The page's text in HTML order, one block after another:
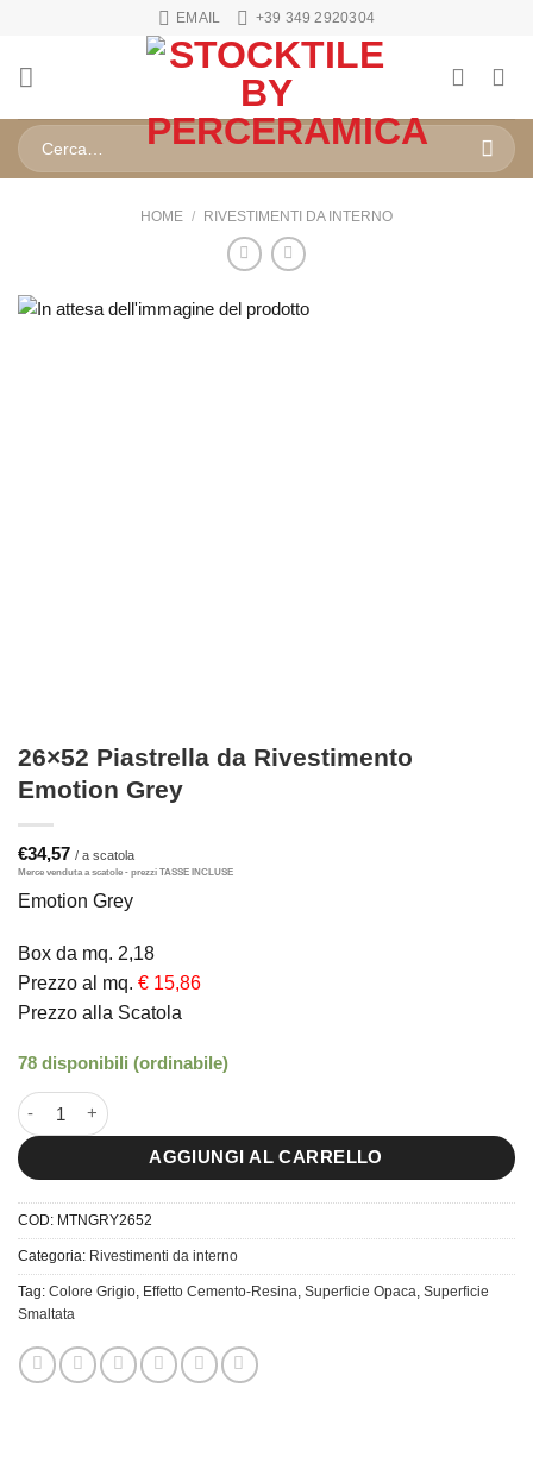
contenuti
EMAIL +39 349 2920304
Cerca:
HOME / RIVESTIMENTI DA INTERNO
26×52 Piastrella da Rivestimento
Emotion Grey
€34,57
Emotion Grey
Box da mq. 2,18
Prezzo al mq. € 15,86
Prezzo alla Scatola
78 disponibili (ordinabile)
26x52 Piastrella da Rivestimento Emotion Grey quantità
AGGIUNGI AL CARRELLO
COD: MTNGRY2652
Categoria: Rivestimenti da interno
Tag: Colore Grigio, Effetto Cemento-Resina, Superficie Opaca, Superficie
Smaltata